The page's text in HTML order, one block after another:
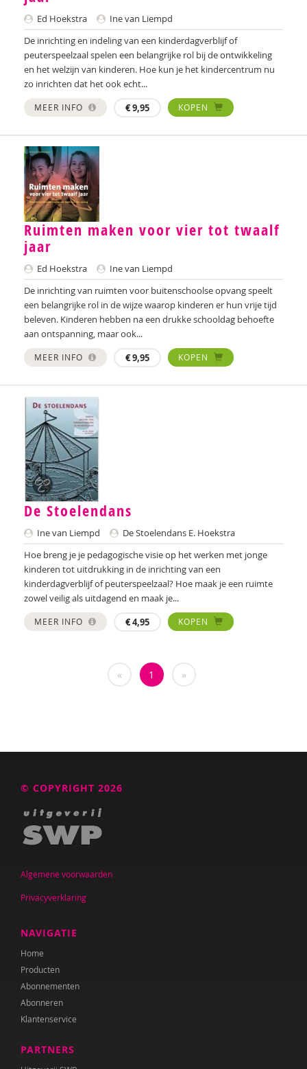
Ana del Barrio Saiz
Rina Bartels
Zeina Bassa
Daniëlla Bastin
Henriet Bathoorn
Laura Batstra
Rebecca Beck
Anke van Beckhoven
Celeste Bekkering
Joop Berding
Kim van den Berg
Maria Hetty van den Berg
Nicolette van den Berg
Tonny van den Berg
Willeke van den Berg-Meijerhoven
Annelies Bergmans
Bram Berkhout
Louise Berkhout
Brenda Berns
Tony Bertram
Brenda Best
Annemiek Beurden, van
Iva Bicanic
Geraldien Blokland
Mascha Boelaars
Marieke Boelhouwer
Eveline Bogers
Jolien Boksebeld
Ed Hoekstra
Ine van Liempd
De inrichting en indeling van een kinderdagverblijf of
peuterspeelzaal spelen een belangrijke rol bij de ontwikkeling
en het welzijn van kinderen. Hoe kun je het kindercentrum nu
zo inrichten dat het ook echt...
MEER INFO €9,95 KOPEN
Ruimten maken voor vier tot twaalf
jaar
Ed Hoekstra
Ine van Liempd
De inrichting van ruimten voor buitenschoolse opvang speelt
een belangrijke rol in de wijze waarop kinderen er hun vrije tijd
beleven. Kinderen hebben na een drukke schooldag behoefte
aan ontspanning, maar ook...
MEER INFO €9,95 KOPEN
De Stoelendans
Ine van Liempd
De Stoelendans E. Hoekstra
Hoe breng je je pedagogische visie op het werken met jonge
kinderen tot uitdrukking in de inrichting van een
kinderdagverblijf of peuterspeelzaal? Hoe maak je een ruimte
zowel veilig als uitdagend en maak je...
MEER INFO €4,95 KOPEN
« 1 »
© COPYRIGHT 2026
Algemene voorwaarden
Privacyverklaring
NAVIGATIE
Home
Producten
Abonnementen
Abonneren
Klantenservice
PARTNERS